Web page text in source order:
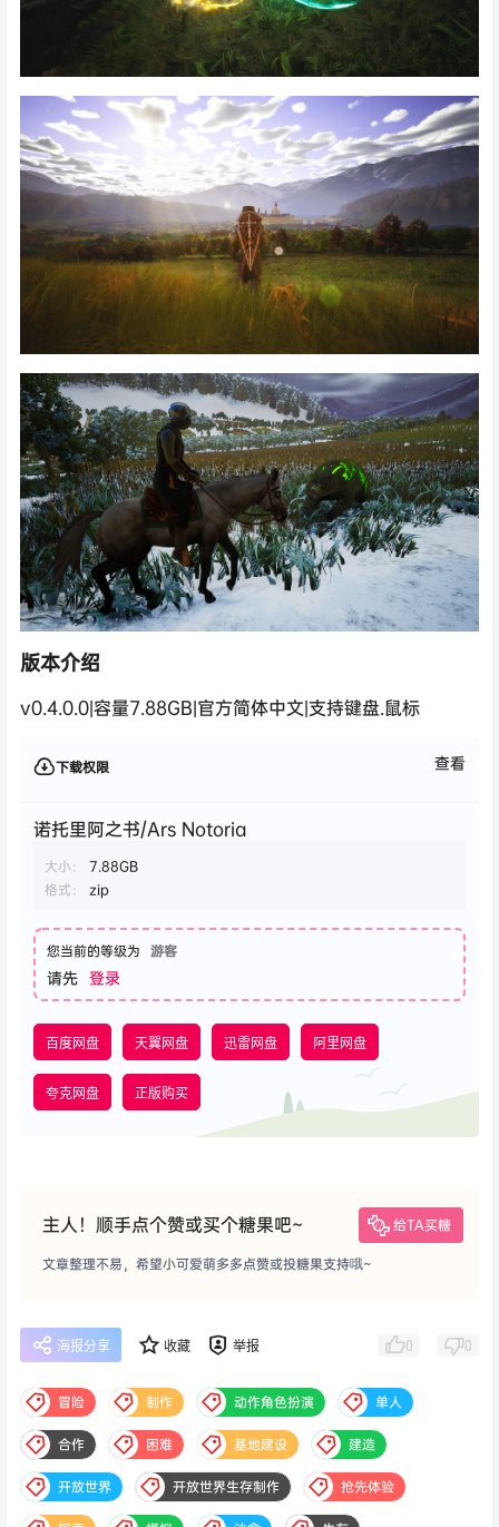
版本介绍
v0.4.0.0|容量7.88GB|官方简体中文|支持键盘.鼠标
下载权限 查看
诺托里阿之书/Ars Notoria
大小：
7.88GB
格式：
zip
您当前的等级为 游客
请先 登录
百度网盘 天翼网盘 迅雷网盘 阿里网盘
夸克网盘 正版购买
主人！顺手点个赞或买个糖果吧~ 给TA买糖
文章整理不易，希望小可爱萌多多点赞或投糖果支持哦~
海报分享 收藏 举报 0 0
冒险 制作 动作角色扮演 单人
合作 困难 基地建设 建造
开放世界 开放世界生存制作 抢先体验